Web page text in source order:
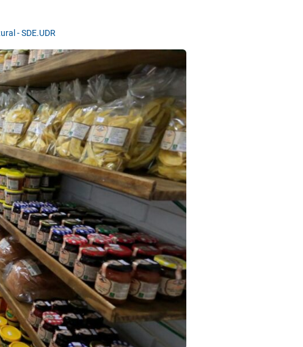
- SDE.UDR